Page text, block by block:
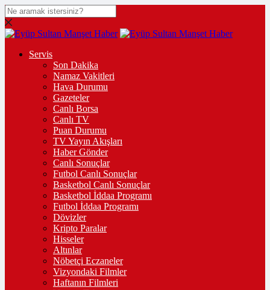
Servis
Son Dakika
Namaz Vakitleri
Hava Durumu
Gazeteler
Canlı Borsa
Canlı TV
Puan Durumu
TV Yayın Akışları
Haber Gönder
Canlı Sonuçlar
Futbol Canlı Sonuçlar
Basketbol Canlı Sonuçlar
Basketbol İddaa Programı
Futbol İddaa Programı
Dövizler
Kripto Paralar
Hisseler
Altınlar
Nöbetçi Eczaneler
Vizyondaki Filmler
Haftanın Filmleri